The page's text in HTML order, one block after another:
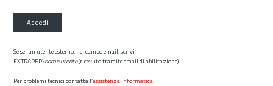
Accedi
Se sei un utente esterno, nel campo email, scrivi
EXTRARER\nome utente(ricevuto tramite email di abilitazione)
Per problemi tecnici contatta l’assistenza informatica.